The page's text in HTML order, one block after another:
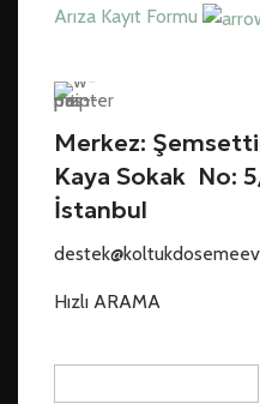
Arıza Kayıt Formu
Merkez:
Kaya Sokak No:
İstanbul
Hızlı ARAMA